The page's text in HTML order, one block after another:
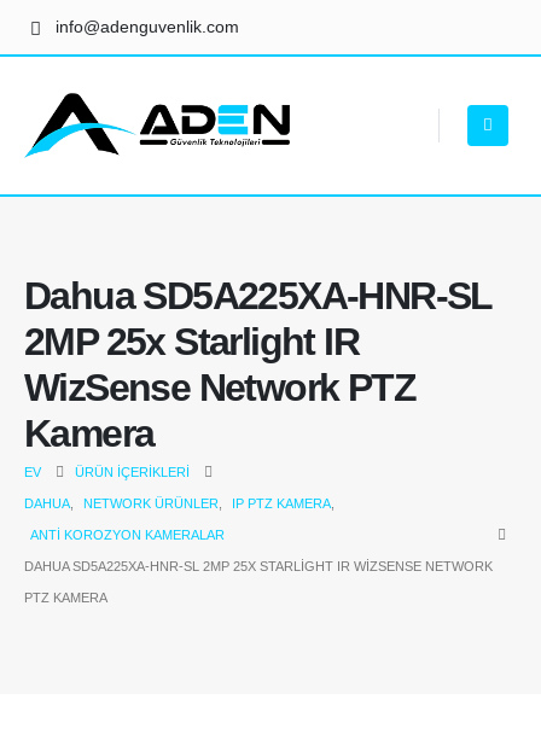
info@adenguvenlik.com
Dahua SD5A225XA-HNR-SL
2MP 25x Starlight IR
WizSense Network PTZ
Kamera
EV ÜRÜN İÇERIKLERI
DAHUA NETWORK ÜRÜNLER IP PTZ KAMERA
ANTI KOROZYON KAMERALAR
DAHUA SD5A225XA-HNR-SL 2MP 25X STARLIGHT IR WIZSENSE NETWORK
PTZ KAMERA